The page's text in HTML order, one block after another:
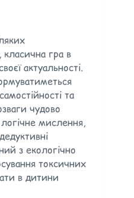
класична гра в
актуальності.
та
чудово
мислення,
з екологічно
токсичних
в дитини